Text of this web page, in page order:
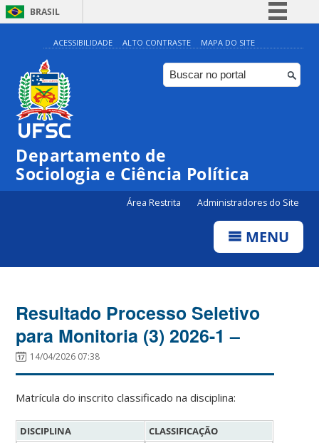
BRASIL
Simplifique!
Comunica BR
Participe
ACESSIBILIDADE ALTO CONTRASTE MAPA DO SITE
Departamento de
Sociologia e Ciência Política
Área Restrita Administradores do Site
MENU
Resultado Processo Seletivo
para Monitoria (3) 2026-1 –
14/04/2026 07:38
Matrícula do inscrito classificado na disciplina:
DISCIPLINA
CLASSIFICAÇÃO